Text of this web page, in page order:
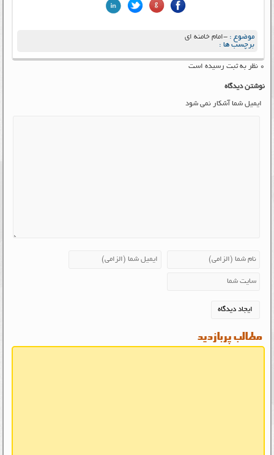
موضوع :-امام خامنه ای
برچسب ها :
۰ نظر به ثبت رسیده است
نوشتن دیدگاه
ایمیل شما آشکار نمی شود
مطالب پربازدید